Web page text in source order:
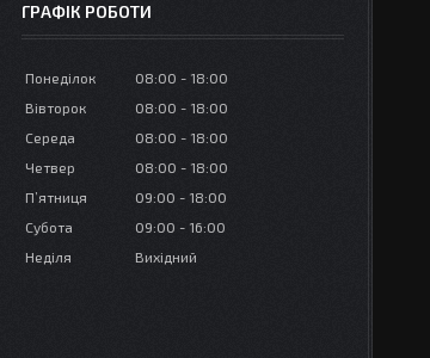
ГРАФІК РОБОТИ
Понеділок 08:00
18:00
Вівторок
08:00
18:00
Середа
08:00
18:00
Четвер
08:00
18:00
Пʼятниця
09:00
18:00
Субота
09:00
16:00
Неділя
Вихідний